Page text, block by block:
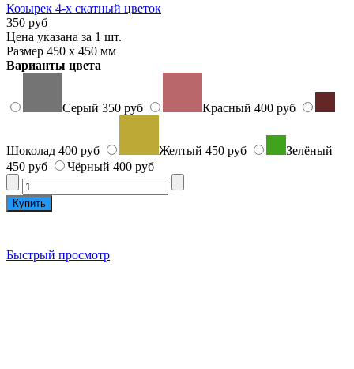
Козырек 4-х скатный цветок
350 руб
Цена указана за 1 шт.
Размер 450 х 450 мм
Варианты цвета
Серый 350 руб Красный 400 руб
Шоколад 400 руб Желтый 450 руб
Зелёный
450 руб
Чёрный 400 руб
Быстрый просмотр